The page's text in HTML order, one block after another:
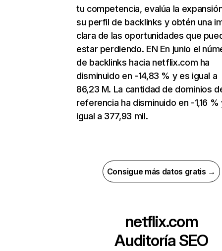
tu competencia, evalúa la
su perfil de backlinks y obtén una
clara de las oportunidades que
estar perdiendo. EN En junio el
de backlinks hacia netflix.com ha
disminuido en -14,83 % y es igual a
86,23 M. La cantidad de dominios
referencia ha disminuido en -1,16 %
igual a 377,93 mil.
Consigue más datos gratis →
netflix.com
Auditoría SEO